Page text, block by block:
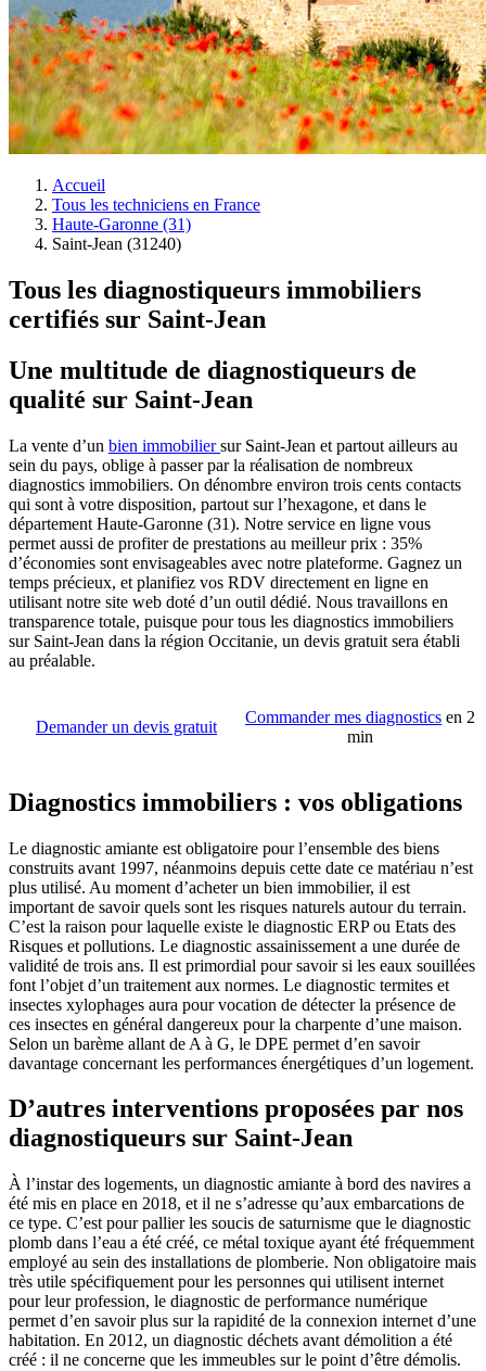
Accueil
Tous les techniciens en France
Haute-Garonne (31)
Saint-Jean (31240)
Tous les diagnostiqueurs immobiliers
certifiés sur Saint-Jean
Une multitude de diagnostiqueurs de
qualité sur Saint-Jean
La vente d’un bien immobiliersur Saint-Jean et partout ailleurs au
sein du pays, oblige à passer par la réalisation de nombreux
diagnostics immobiliers. On dénombre environ trois cents contacts
qui sont à votre disposition, partout sur l’hexagone, et dans le
département Haute-Garonne (31). Notre service en ligne vous
permet aussi de profiter de prestations au meilleur prix : 35%
d’économies sont envisageables avec notre plateforme. Gagnez un
temps précieux, et planifiez vos RDV directement en ligne en
utilisant notre site web doté d’un outil dédié. Nous travaillons en
transparence totale, puisque pour tous les diagnostics immobiliers
sur Saint-Jean dans la région Occitanie, un devis gratuit sera établi
au préalable.
Demander un devis gratuit
Commander mes diagnostics en 2
min
Diagnostics immobiliers : vos obligations
Le diagnostic amiante est obligatoire pour l’ensemble des biens
construits avant 1997, néanmoins depuis cette date ce matériau n’est
plus utilisé. Au moment d’acheter un bien immobilier, il est
important de savoir quels sont les risques naturels autour du terrain.
C’est la raison pour laquelle existe le diagnostic ERP ou Etats des
Risques et pollutions. Le diagnostic assainissement a une durée de
validité de trois ans. Il est primordial pour savoir si les eaux souillées
font l’objet d’un traitement aux normes. Le diagnostic termites et
insectes xylophages aura pour vocation de détecter la présence de
ces insectes en général dangereux pour la charpente d’une maison.
Selon un barème allant de A à G, le DPE permet d’en savoir
davantage concernant les performances énergétiques d’un logement.
D’autres interventions proposées par nos
diagnostiqueurs sur Saint-Jean
À l’instar des logements, un diagnostic amiante à bord des navires a
été mis en place en 2018, et il ne s’adresse qu’aux embarcations de
ce type. C’est pour pallier les soucis de saturnisme que le diagnostic
plomb dans l’eau a été créé, ce métal toxique ayant été fréquemment
employé au sein des installations de plomberie. Non obligatoire mais
très utile spécifiquement pour les personnes qui utilisent internet
pour leur profession, le diagnostic de performance numérique
permet d’en savoir plus sur la rapidité de la connexion internet d’une
habitation. En 2012, un diagnostic déchets avant démolition a été
créé : il ne concerne que les immeubles sur le point d’être démolis.